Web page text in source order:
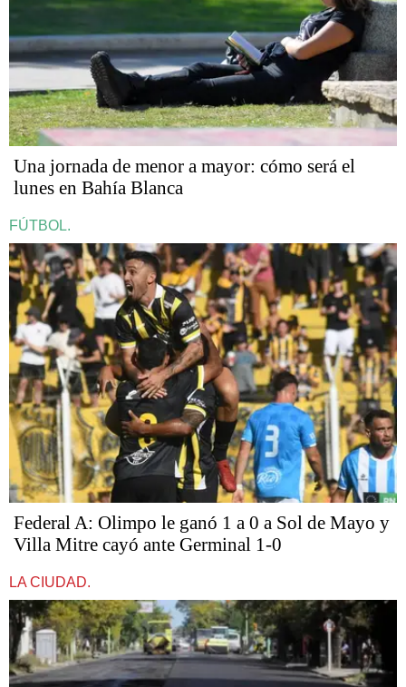
Una jornada de menor a mayor: cómo será el
lunes en Bahía Blanca
FÚTBOL.
Federal A: Olimpo le ganó 1 a 0 a Sol de Mayo y
Villa Mitre cayó ante Germinal 1-0
LA CIUDAD.